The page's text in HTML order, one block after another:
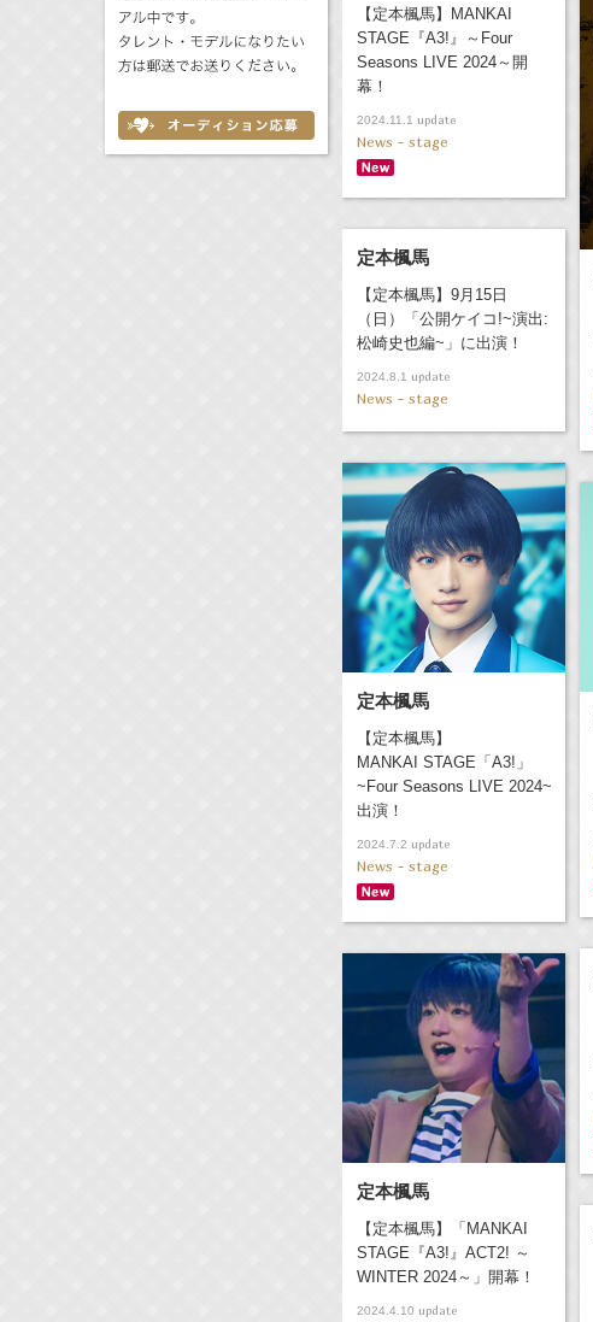
【定本楓馬】MANKAI
STAGE『A3!』～Four
Seasons LIVE 2024～開
幕！
2024.11.1 update
News - stage
定本楓馬
【定本楓馬】9月15日
（日）「公開ケイコ!~演出:
松崎史也編~」に出演！
2024.8.1 update
News - stage
定本楓馬
【定本楓馬】
MANKAI STAGE「A3!」
~Four Seasons LIVE 2024~
出演！
2024.7.2 update
News - stage
定本楓馬
【定本楓馬】「MANKAI
STAGE『A3!』ACT2! ～
WINTER 2024～」開幕！
2024.4.10 update